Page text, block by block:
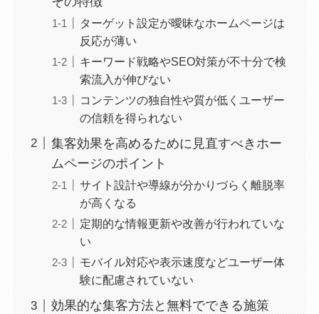
ターゲット設定が曖昧なホームページは
反応が薄い
キーワード戦略やSEO対策が不十分で検
索流入が伸びない
コンテンツの独自性や質が低くユーザー
の信頼を得られない
集客効果を高めるために見直すべきホー
ムページのポイント
サイト設計や導線が分かりづらく離脱率
が高くなる
定期的な情報更新や改善が行われていな
い
モバイル対応や表示速度などユーザー体
験に配慮されていない
効果的な集客方法と無料でできる施策